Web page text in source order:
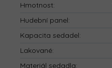
Hmotnost:
Hudební panel:
Kapacita sedadel:
Lakované:
Materiál sedadla: